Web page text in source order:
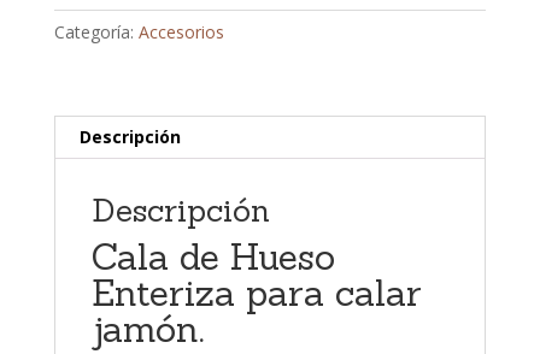
Categoría: Accesorios
Descripción
Descripción
Cala de Hueso
Enteriza para calar
jamón.